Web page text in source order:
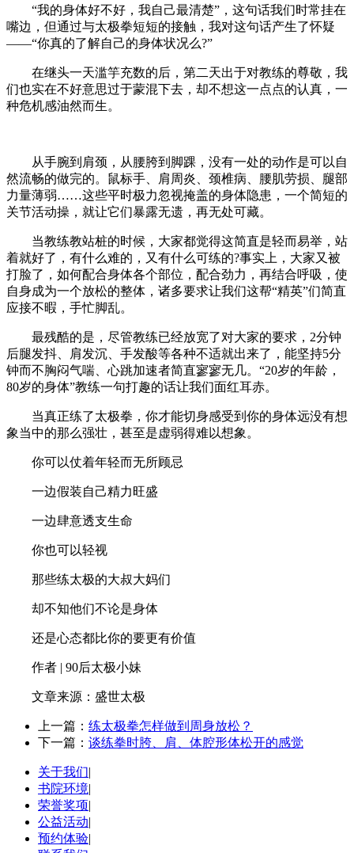
“我的身体好不好，我自己最清楚”，这句话我们时常挂在
嘴边，但通过与太极拳短短的接触，我对这句话产生了怀疑
——“你真的了解自己的身体状况么?”
在继头一天滥竽充数的后，第二天出于对教练的尊敬，我
们也实在不好意思过于蒙混下去，却不想这一点点的认真，一
种危机感油然而生。
从手腕到肩颈，从腰胯到脚踝，没有一处的动作是可以自
然流畅的做完的。鼠标手、肩周炎、颈椎病、腰肌劳损、腿部
力量薄弱……这些平时极力忽视掩盖的身体隐患，一个简短的
关节活动操，就让它们暴露无遗，再无处可藏。
当教练教站桩的时候，大家都觉得这简直是轻而易举，站
着就好了，有什么难的，又有什么可练的?事实上，大家又被
打脸了，如何配合身体各个部位，配合劲力，再结合呼吸，使
自身成为一个放松的整体，诸多要求让我们这帮“精英”们简直
应接不暇，手忙脚乱。
最残酷的是，尽管教练已经放宽了对大家的要求，2分钟
后腿发抖、肩发沉、手发酸等各种不适就出来了，能坚持5分
钟而不胸闷气喘、心跳加速者简直寥寥无几。“20岁的年龄，
80岁的身体”教练一句打趣的话让我们面红耳赤。
当真正练了太极拳，你才能切身感受到你的身体远没有想
象当中的那么强壮，甚至是虚弱得难以想象。
你可以仗着年轻而无所顾忌
一边假装自己精力旺盛
一边肆意透支生命
你也可以轻视
那些练太极的大叔大妈们
却不知他们不论是身体
还是心态都比你的要更有价值
作者 | 90后太极小妹
文章来源：盛世太极
上一篇： 练太极拳怎样做到周身放松？
下一篇： 谈练拳时胯、肩、体腔形体松开的感觉
关于我们|
书院环境|
荣誉奖项|
公益活动|
预约体验|